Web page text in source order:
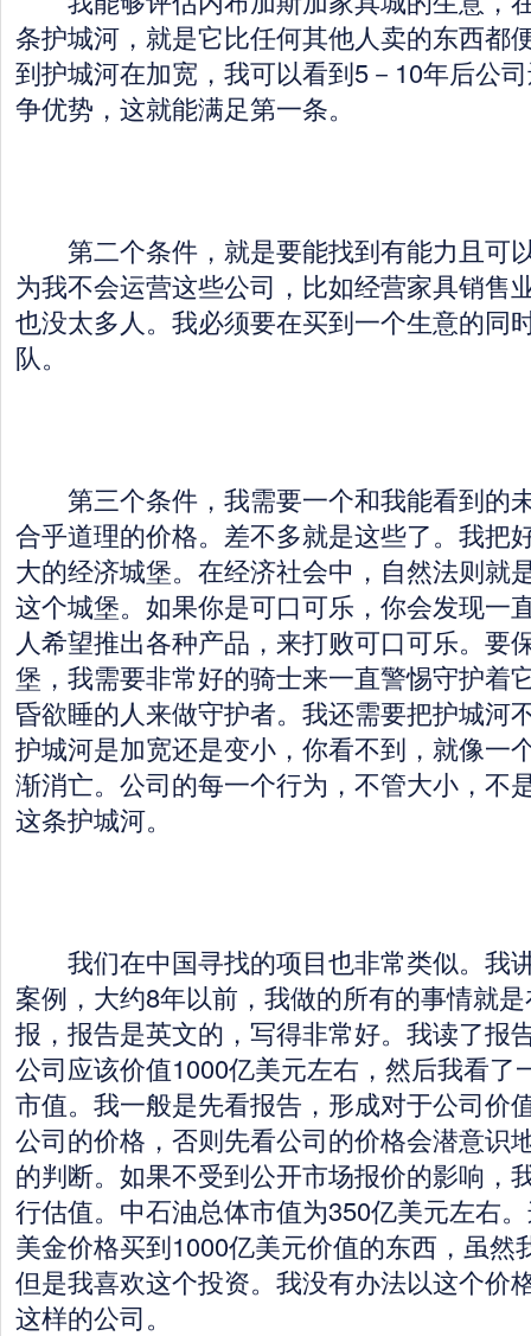
条护城河，就是它比任何其他人卖的东西都
到护城河在加宽，我可以看到5－10年后公
争优势，这就能满足第一条。
第二个条件，就是要能找到有能力且可
为我不会运营这些公司，比如经营家具销售
也没太多人。我必须要在买到一个生意的同
队。
第三个条件，我需要一个和我能看到的
合乎道理的价格。差不多就是这些了。我把
大的经济城堡。在经济社会中，自然法则就
这个城堡。如果你是可口可乐，你会发现一
人希望推出各种产品，来打败可口可乐。要
堡，我需要非常好的骑士来一直警惕守护着
昏欲睡的人来做守护者。我还需要把护城河
护城河是加宽还是变小，你看不到，就像一
渐消亡。公司的每一个行为，不管大小，不
这条护城河。
我们在中国寻找的项目也非常类似。我
案例，大约8年以前，我做的所有的事情就
报，报告是英文的，写得非常好。我读了报
公司应该价值1000亿美元左右，然后我看了
市值。我一般是先看报告，形成对于公司价
公司的价格，否则先看公司的价格会潜意识
的判断。如果不受到公开市场报价的影响，
行估值。中石油总体市值为350亿美元左右
美金价格买到1000亿美元价值的东西，虽然
但是我喜欢这个投资。我没有办法以这个价
这样的公司。